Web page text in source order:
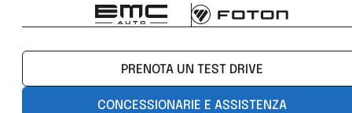
PRENOTA UN TEST DRIVE
CONCESSIONARIE E ASSISTENZA